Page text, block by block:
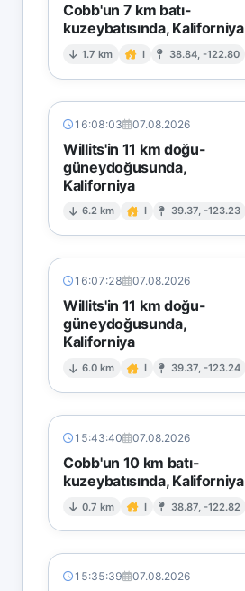
Cobb'un 7 km batı-
kuzeybatısında, Kaliforniya
1.7 km I 38.84, -122.80
16:08:03 07.08.2026
Willits'in 11 km doğu-
güneydoğusunda,
Kaliforniya
6.2 km I 39.37, -123.23
16:07:28 07.08.2026
Willits'in 11 km doğu-
güneydoğusunda,
Kaliforniya
6.0 km I 39.37, -123.24
15:43:40 07.08.2026
Cobb'un 10 km batı-
kuzeybatısında, Kaliforniya
0.7 km I 38.87, -122.82
15:35:39 07.08.2026